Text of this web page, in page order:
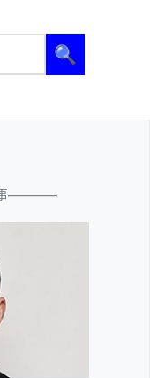
🔍
事————